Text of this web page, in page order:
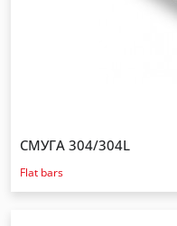
СМУГА 304/304L
Flat bars